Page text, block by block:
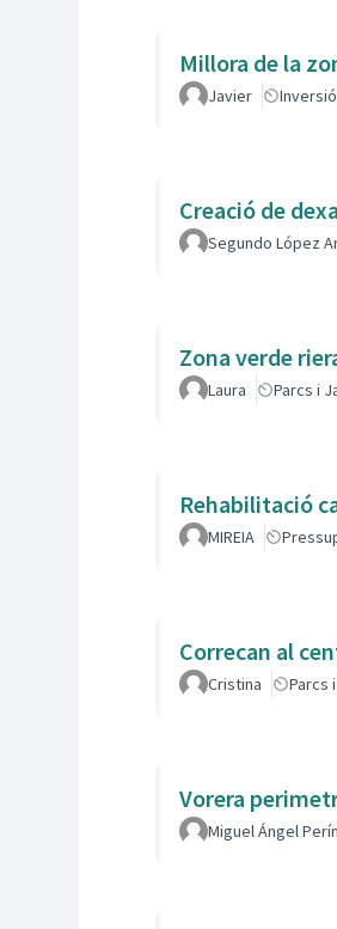
Millora de la
Javier Inversió
Creació de
Segundo López
Zona verde
Laura Parcs i
Rehabilitació
MIREIA
Correcan al
Cristina Parcs
Vorera
Miguel Ángel